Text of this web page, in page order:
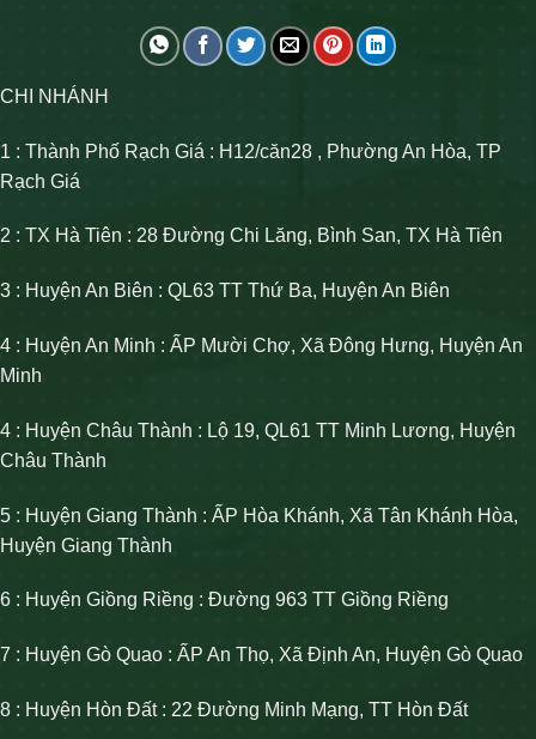
CHI NHÁNH
1 : Thành Phố Rạch Giá : H12/căn28 , Phường An Hòa, TP
Rạch Giá
2 : TX Hà Tiên : 28 Đường Chi Lăng, Bình San, TX Hà Tiên
3 : Huyện An Biên : QL63 TT Thứ Ba, Huyện An Biên
4 : Huyện An Minh : ẤP Mười Chợ, Xã Đông Hưng, Huyện An
Minh
4 : Huyện Châu Thành : Lộ 19, QL61 TT Minh Lương, Huyện
Châu Thành
5 : Huyện Giang Thành : ẤP Hòa Khánh, Xã Tân Khánh Hòa,
Huyện Giang Thành
6 : Huyện Giồng Riềng : Đường 963 TT Giồng Riềng
7 : Huyện Gò Quao : ẤP An Thọ, Xã Định An, Huyện Gò Quao
8 : Huyện Hòn Đất : 22 Đường Minh Mạng, TT Hòn Đất